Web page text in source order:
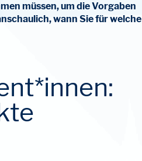
müssen, um die Vorgaben
wann Sie für welche